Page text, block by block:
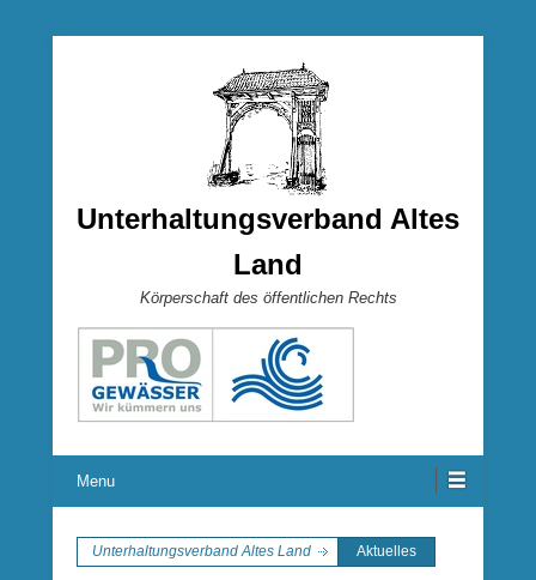
Unterhaltungsverband Altes
Land
Körperschaft des öffentlichen Rechts
Menu
Unterhaltungsverband Altes Land Aktuelles